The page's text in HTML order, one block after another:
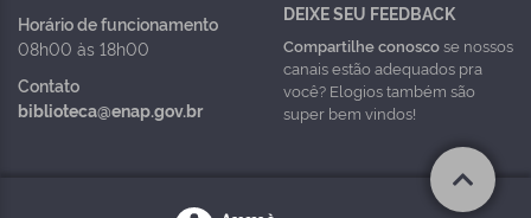
Horário de funcionamento
08h00 às 18h00
Contato
biblioteca@enap.gov.br
DEIXE SEU FEEDBACK
Compartilhe conoscose nossos
canais estão adequados pra
você? Elogios também são
super bem vindos!